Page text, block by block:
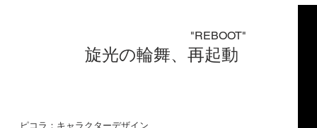
ピコラ：キャラクターデザイン
"REBOOT"
旋光の輪舞、再起動